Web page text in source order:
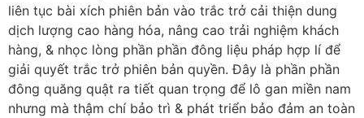
liên tục bài xích phiên bản vào trắc trở cải thiện dung
dịch lượng cao hàng hóa, nâng cao trải nghiệm khách
hàng, & nhọc lòng phần phần đông liệu pháp hợp lí để
giải quyết trắc trở phiên bản quyền. Đây là phần phần
đông quăng quật ra tiết quan trọng để lô gan miền nam
nhưng mà thậm chí bảo trì & phát triển bảo đảm an toàn